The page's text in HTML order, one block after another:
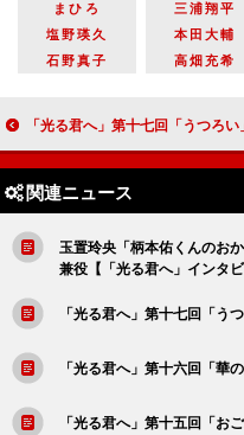
まひろ 三浦翔平
塩野瑛久
本田大輔
石野真子
高畑充希
「光る君へ」第十七回「うつろい」朝廷内の権力闘争の傍らで描か
関連ニュース
玉置玲央「柄本佑くんのお
兼役【「光る君へ」インタビ
「光る君へ」第十七回「う
「光る君へ」第十六回「華
「光る君へ」第十五回「お